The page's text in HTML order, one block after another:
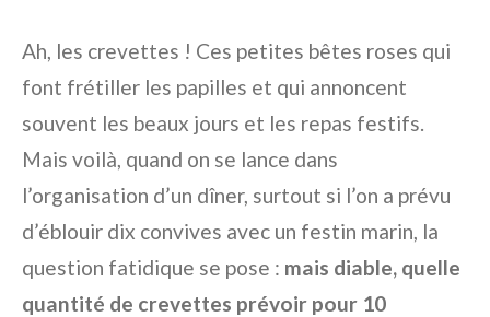
Ah, les crevettes ! Ces petites bêtes roses qui
font frétiller les papilles et qui annoncent
souvent les beaux jours et les repas festifs.
Mais voilà, quand on se lance dans
l’organisation d’un dîner, surtout si l’on a prévu
d’éblouir dix convives avec un festin marin, la
question fatidique se pose : mais diable, quelle
quantité de crevettes prévoir pour 10